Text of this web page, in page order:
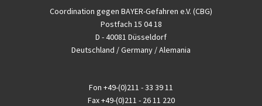
Coordination gegen BAYER-Gefahren e.V. (CBG)
Postfach 15 04 18
D - 40081 Düsseldorf
Deutschland / Germany / Alemania
Fon +49-(0)211 - 33 39 11
Fax+49-(0)211 - 26 11 220